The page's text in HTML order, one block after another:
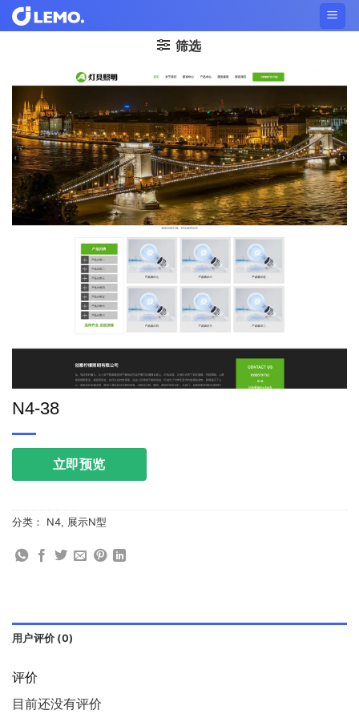
Skip
to
筛选
N4-38
立即预览
分类： N4, 展示N型
用户评价 (0)
评价
目前还没有评价